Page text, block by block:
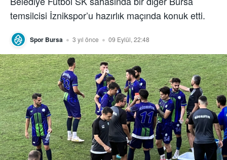
temsilcisi İznikspor’u hazırlık maçında konuk etti.
Spor Bursa 3 yıl önce 09 Eylül, 22:48